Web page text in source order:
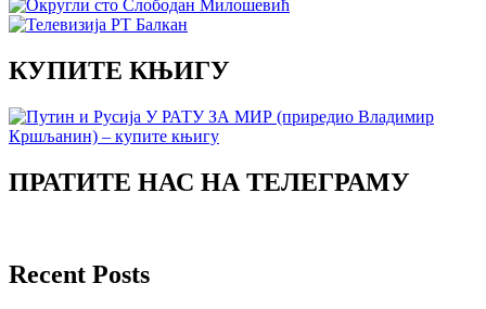
КУПИТЕ КЊИГУ
ПРАТИТЕ НАС НА ТЕЛЕГРАМУ
Recent Posts